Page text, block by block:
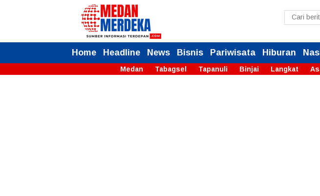
Home Headline News Bisnis Pariwisata Hiburan
Medan Tabagsel Tapanuli Binjai Langkat